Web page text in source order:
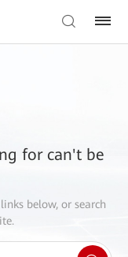
for can't be
below, or search